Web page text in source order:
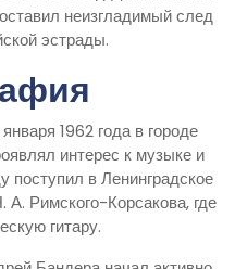
неизгладимый след
эстрады.
1962 года в городе
интерес к музыке и
поступил в Ленинградское
Римского-Корсакова, где
гитару.